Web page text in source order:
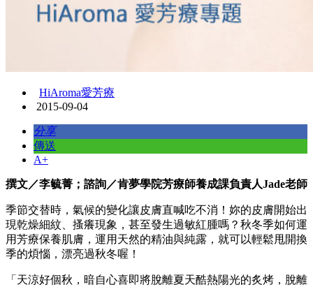
HiAroma愛芳療
2015-09-04
分享
傳送
A+
撰文／李毓菁；諮詢／肯夢學院芳療師養成課負責人Jade老師
季節交替時，氣候的變化讓皮膚直喊吃不消！妳的皮膚開始出
現乾燥細紋、搔癢現象，甚至發生過敏紅腫嗎？秋冬季如何運
用芳療保養肌膚，運用天然的精油與純露，就可以輕鬆甩開換
季的煩惱，漂亮過秋冬喔！
「天涼好個秋，暗自心喜即將脫離夏天酷熱陽光的炙烤，脫離